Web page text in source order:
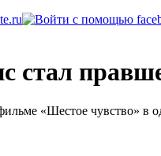
стал
«Шестое чувство» в